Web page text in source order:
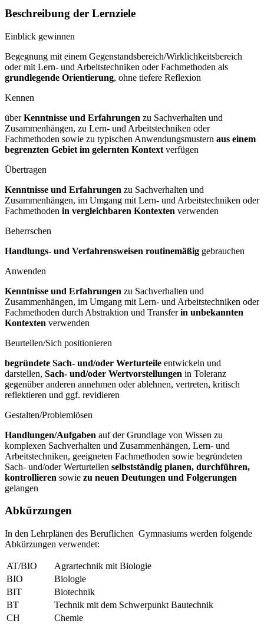
Beschreibung der Lernziele
Einblick gewinnen
Begegnung mit einem Gegenstandsbereich/Wirklichkeitsbereich
oder mit Lern- und Arbeitstechniken oder Fachmethoden als
grundlegende Orientierung, ohne tiefere Reflexion
Kennen
überKenntnisse und Erfahrungen zu Sachverhalten und
Zusammenhängen, zu Lern- und Arbeitstechniken oder
Fachmethoden sowie zu typischen Anwendungsmustern aus einem
begrenzten Gebiet im gelernten Kontext verfügen
Übertragen
Kenntnisse und Erfahrungen zu Sachverhalten und
Zusammenhängen, im Umgang mit Lern- und Arbeitstechniken oder
Fachmethoden in vergleichbaren Kontexten verwenden
Beherrschen
Handlungs- und Verfahrensweisen routinemäßig gebrauchen
Anwenden
Kenntnisse und Erfahrungen zu Sachverhalten und
Zusammenhängen, im Umgang mit Lern- und Arbeitstechniken oder
Fachmethoden durch Abstraktion und Transferin unbekannten
Kontexten verwenden
Beurteilen/Sich positionieren
begründete Sach- und/oder Werturteile entwickeln und
darstellen, Sach- und/oder Wertvorstellungen in Toleranz
gegenüber anderen annehmen oder ablehnen, vertreten, kritisch
reflektieren und ggf. revidieren
Gestalten/Problemlösen
Handlungen/Aufgaben auf der Grundlage von Wissen zu
komplexen Sachverhalten und Zusammenhängen, Lern- und
Arbeitstechniken, geeigneten Fachmethoden sowie begründeten
Sach- und/oder Werturteilen selbstständig planen, durchführen,
kontrollieren sowie zu neuen Deutungen und Folgerungen
gelangen
Abkürzungen
In den Lehrplänen des Beruflichen Gymnasiums werden folgende
Abkürzungen verwendet:
AT/BIO
Agrartechnik mit Biologie
BIO
Biologie
BIT
Biotechnik
BT
Technik mit dem Schwerpunkt Bautechnik
CH
Chemie